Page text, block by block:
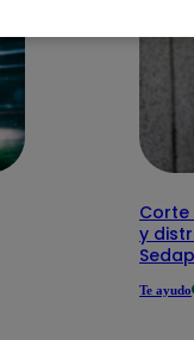
Corte
y
Te ayudo